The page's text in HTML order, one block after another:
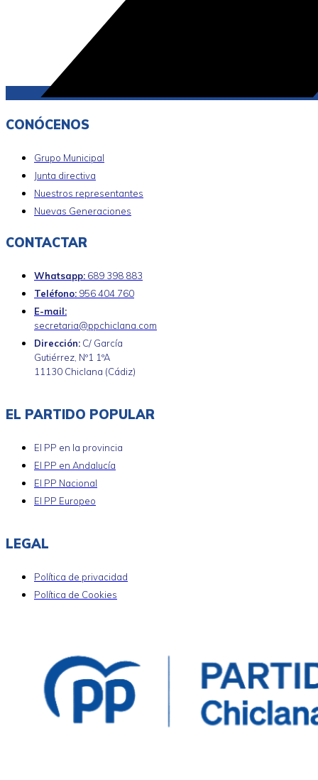
CONÓCENOS
Grupo Municipal
Junta directiva
Nuestros representantes
Nuevas Generaciones
CONTACTAR
Whatsapp: 689 398 883
Teléfono: 956 404 760
E-mail:
secretaria@ppchiclana.com
Dirección: C/ García
Gutiérrez, Nº1 1ºA
11130 Chiclana (Cádiz)
EL PARTIDO POPULAR
El PP en la provincia
El PP en Andalucía
El PP Nacional
El PP Europeo
LEGAL
Política de privacidad
Política de Cookies